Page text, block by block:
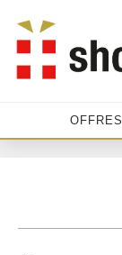
OFFRES